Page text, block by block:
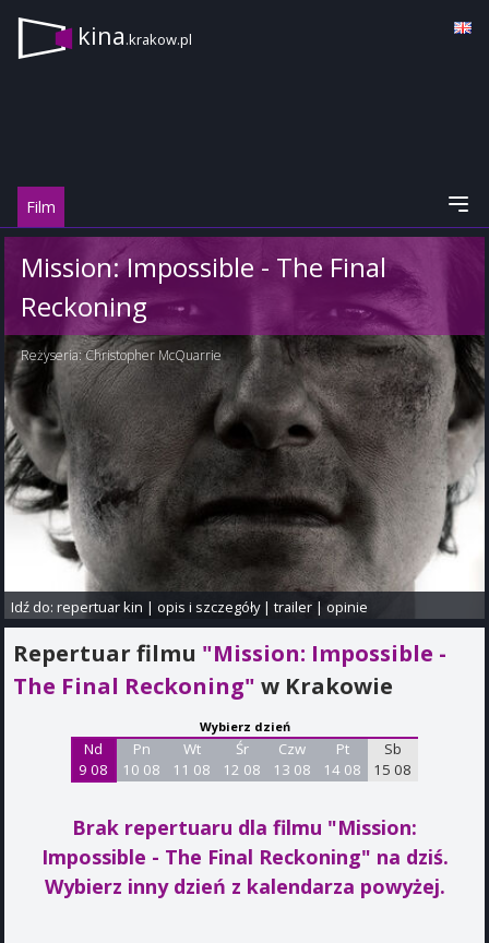
kina.krakow.pl
Film
Mission: Impossible - The Final
Reckoning
Reżyseria:Christopher McQuarrie
Idź do:repertuar kin |opis i szczegóły|trailer |opinie
Repertuar filmu "Mission: Impossible -
The Final Reckoning" w Krakowie
Wybierz dzień
Nd
9 08
Pn
10 08
Wt
11 08
Śr
12 08
Czw
13 08
Pt
14 08
Sb
15 08
Brak repertuaru dla filmu "Mission:
Impossible - The Final Reckoning" na dziś.
Wybierz inny dzień z kalendarza powyżej.